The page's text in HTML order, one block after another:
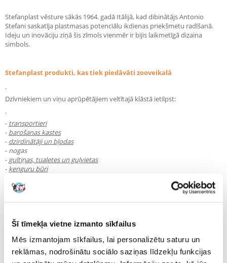
Šī tīmekļa vietne izmanto sīkfailus
Mēs izmantojam sīkfailus, lai personalizētu saturu un
reklāmas, nodrošinātu sociālo saziņas līdzekļu funkcijas
Stefanplast vēsture sākās 1964. gadā Itālijā, kad dibinātājs Antonio
Stefani saskatīja plastmasas potenciālu ikdienas priekšmetu radīšanā.
Ideju un inovāciju ziņā šis zīmols vienmēr ir bijis laikmetīgā dizaina
simbols.
Stefanplast produkti, kas tiek piedāvāti zooveikalā
.
Dzīvniekiem un viņu aprūpētājiem veltītajā klāstā ietilpst:
.
- transportieri
- barošanas kastes
- dzirdinātāji un bļodas
- nogas
- gultiņas, tualetes un guļvietas
- ķenguru būri
Svarīgākais aspekts uzņēmumam ir ražot produktus ar ilgu kalpošanas
laiku un visaugstāko kvalitāti. Milzīga apņemšanās uzlabot ražošanu ir
PAPLAŠINĀT
APRAKSTU